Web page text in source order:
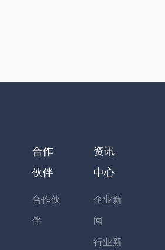
合作
伙伴
合作伙
伴
资讯
中心
企业新
闻
行业新